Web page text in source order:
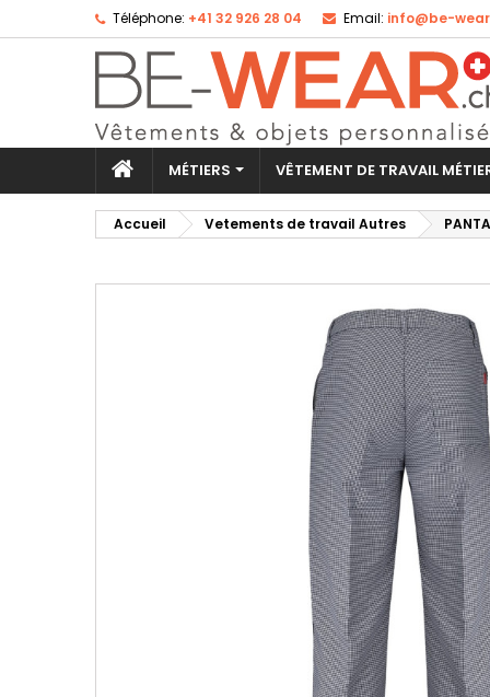
Téléphone: +41 32 926 28 04 Email: info@be-
MÉTIERS VÊTEMENT DE TRAVAIL
Accueil Vetements de travail Autres